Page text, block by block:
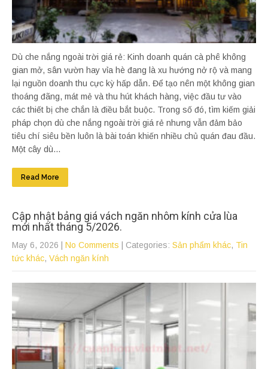
Dù che nắng ngoài trời giá rẻ: Kinh doanh quán cà phê không
gian mở, sân vườn hay vỉa hè đang là xu hướng nở rộ và mang
lại nguồn doanh thu cực kỳ hấp dẫn. Để tạo nên một không gian
thoáng đãng, mát mẻ và thu hút khách hàng, việc đầu tư vào
các thiết bị che chắn là điều bắt buộc. Trong số đó, tìm kiếm giải
pháp chọn dù che nắng ngoài trời giá rẻ nhưng vẫn đảm bảo
tiêu chí siêu bền luôn là bài toán khiến nhiều chủ quán đau đầu.
Một cây dù...
Read More
Cập nhật bảng giá vách ngăn nhôm kính cửa lùa
mới nhất tháng 5/2026.
May 6, 2026 No Comments | Categories: Sản phẩm khác, Tin
tức khác, Vách ngăn kính